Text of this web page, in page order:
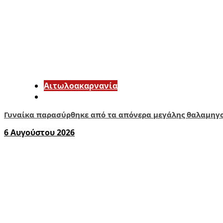
Αιτωλοακαρνανία
Γυναίκα παρασύρθηκε από τα απόνερα μεγάλης
6 Αυγούστου 2026